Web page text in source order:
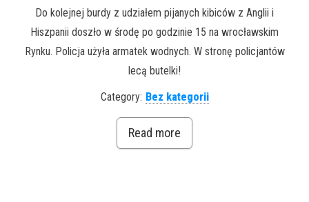
Do kolejnej burdy z udziałem pijanych kibiców z Anglii i
Hiszpanii doszło w środę po godzinie 15 na wrocławskim
Rynku. Policja użyła armatek wodnych. W stronę policjantów
lecą butelki!
Category: Bez kategorii
Read more